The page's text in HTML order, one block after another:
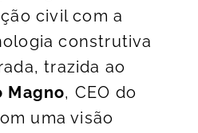
civil com a
construtiva
trazida ao
Magno, CEO do
uma visão